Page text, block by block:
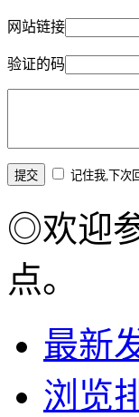
网站链接
验证的码
记住我,下次
◎欢迎
点。
最新
浏览